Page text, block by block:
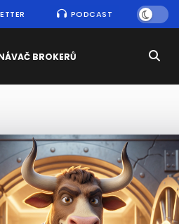
PODCAST
BROKERŮ
zprávy